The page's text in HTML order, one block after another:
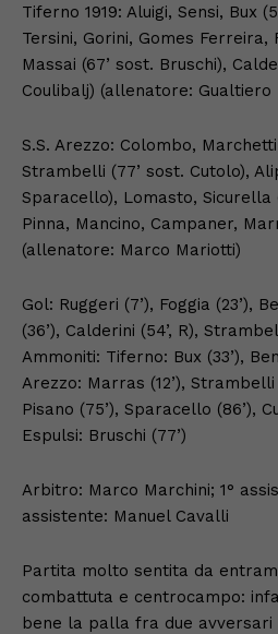
Tiferno 1919: Aluigi, Sensi, Bux
Tersini, Gorini, Gomes Ferreira,
Massai (67’ sost. Bruschi),
Coulibalj) (allenatore: Gualtiero
S.S. Arezzo: Colombo,
Strambelli (77’ sost. Cutolo),
Sparacello), Lomasto, Sicurella
Pinna, Mancino, Campaner,
(allenatore: Marco Mariotti)
Gol: Ruggeri (7’), Foggia (23’),
(36’), Calderini (54’, R),
Ammoniti: Tiferno: Bux (33’),
Arezzo: Marras (12’), Strambelli
Pisano (75’), Sparacello (86’),
Espulsi: Bruschi (77’)
Arbitro: Marco Marchini; 1°
assistente: Manuel Cavalli
Partita molto sentita da
combattuta e centrocampo:
bene la palla fra due